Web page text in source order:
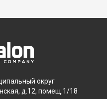
округ
д.12, помещ.1/18